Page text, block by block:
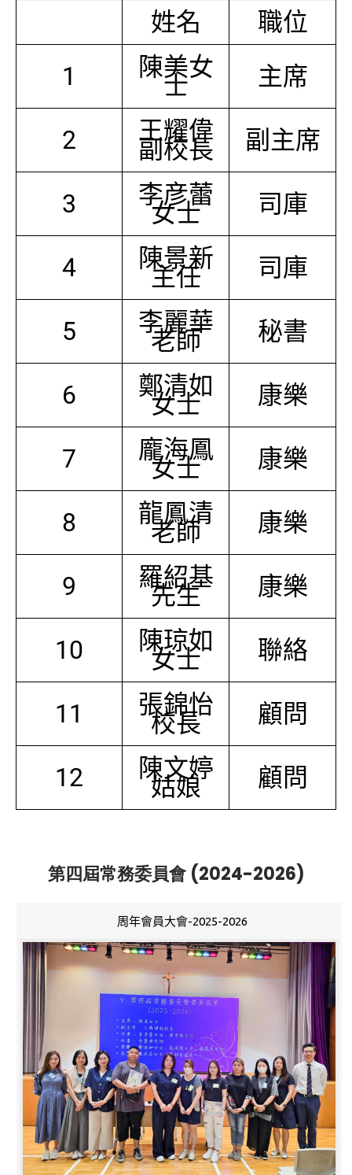
姓名
職位
1
陳美女
士 主席
2 王耀偉
副校長 副主席
3 李彦蕾
女士 司庫
4 陳景新
主任 司庫
5 李麗華
老師 秘書
6 鄭清如
女士 康樂
7 龐海鳳
女士 康樂
8 龍鳳清
老師 康樂
9 羅紹基
先生 康樂
10 陳琼如
女士 聯絡
11 張錦怡
校長 顧問
12 陳文婷
姑娘 顧問
第四屆常務委員會 (2024-2026)
周年會員大會-2025-2026